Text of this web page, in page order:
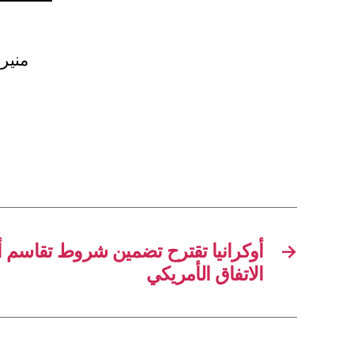
→
أوكرانيا تقترح تضمين شروط
الاتفاق الأمريكي